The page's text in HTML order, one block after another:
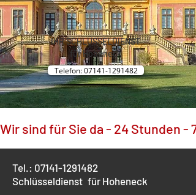
IHR SCHLÜSSELDIENST
für Hoheneck
Telefon: 07141-1291482
Wir sind für Sie da - 24 Stunden -
Tel.: 07141-1291482
Schlüsseldienst für Hoheneck